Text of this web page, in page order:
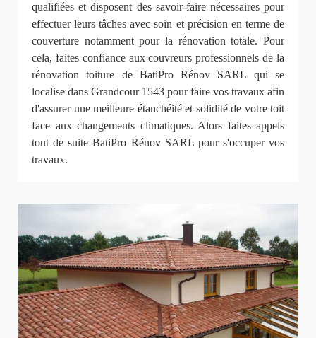
qualifiées et disposent des savoir-faire nécessaires pour
effectuer leurs tâches avec soin et précision en terme de
couverture notamment pour la rénovation totale. Pour
cela, faites confiance aux couvreurs professionnels de la
rénovation toiture de BatiPro Rénov SARL qui se
localise dans Grandcour 1543 pour faire vos travaux afin
d'assurer une meilleure étanchéité et solidité de votre toit
face aux changements climatiques. Alors faites appels
tout de suite BatiPro Rénov SARL pour s'occuper vos
travaux.